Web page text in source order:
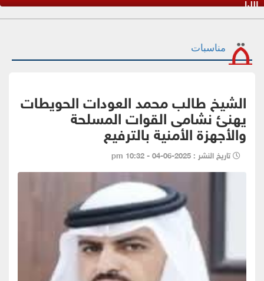
الليل
مناسبات
الشيخ طالب محمد العودات الحويطات
يهنئ نشامى القوات المسلحة
والأجهزة الأمنية بالترفيع
تاريخ النشر : 2025-06-04 - 10:32 pm